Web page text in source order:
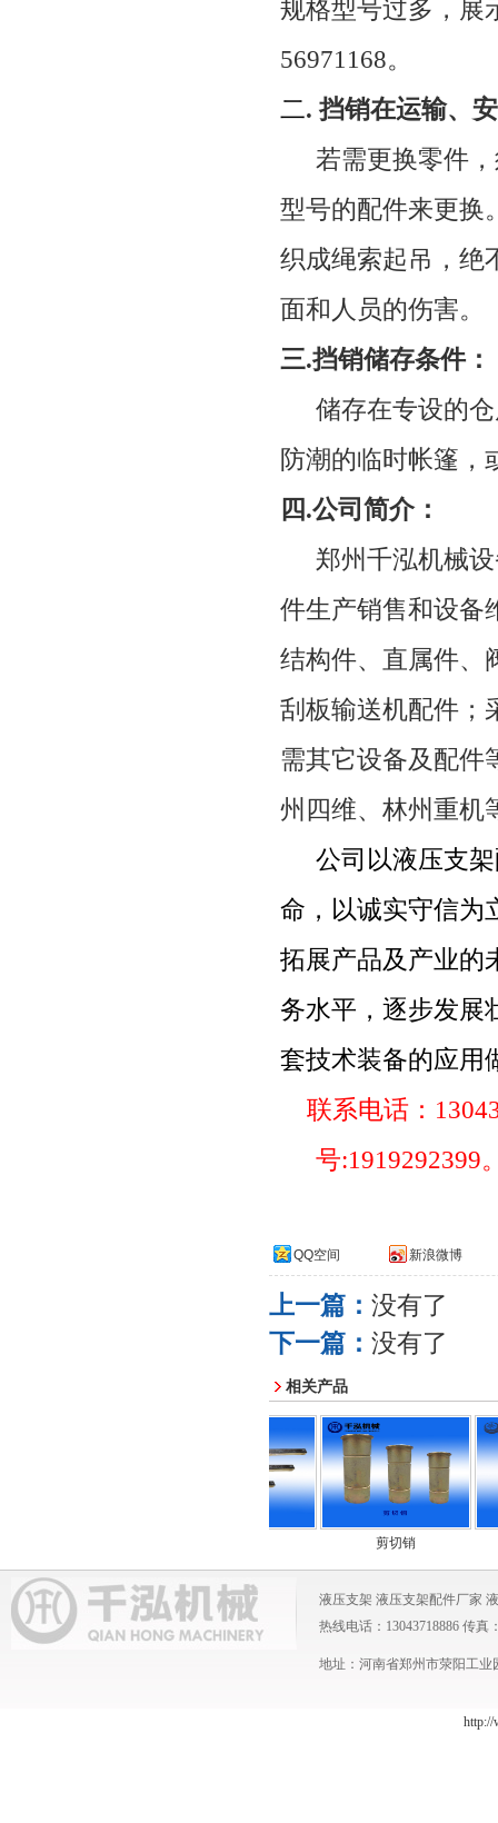
规格型号过多，展
56971168。
二. 挡销在运输、
若需更换零件
型号的配件来更换
织成绳索起吊，绝
面和人员的伤害。
三.挡销储存条件：
储存在专设的
防潮的临时帐篷，
四.公司简介：
郑州千泓机械
件生产销售和设备
结构件、直属件、
刮板输送机配件；
需其它设备及配件
州四维、林州重机
公司以液压支
命，以诚实守信为
拓展产品及产业的
务水平，逐步发展
套技术装备的应用
联系电话：
号:1919292399
QQ空间 新浪微博
上一篇： 没有了
下一篇： 没有了
相关产品
剪切销
液压支架 液压支架配件厂家
热线电话：13043718886 传真
地址：河南省郑州市荥阳工业
http://